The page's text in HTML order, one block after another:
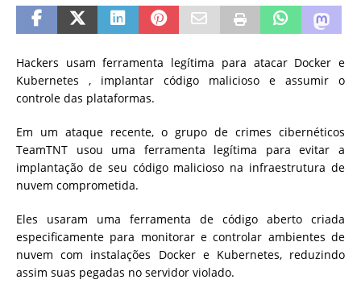
Hackers usam ferramenta legítima para atacar Docker e
Kubernetes , implantar código malicioso e assumir o
controle das plataformas.
Em um ataque recente, o grupo de crimes cibernéticos
TeamTNT usou uma ferramenta legítima para evitar a
implantação de seu código malicioso na infraestrutura de
nuvem comprometida.
Eles usaram uma ferramenta de código aberto criada
especificamente para monitorar e controlar ambientes de
nuvem com instalações Docker e Kubernetes, reduzindo
assim suas pegadas no servidor violado.